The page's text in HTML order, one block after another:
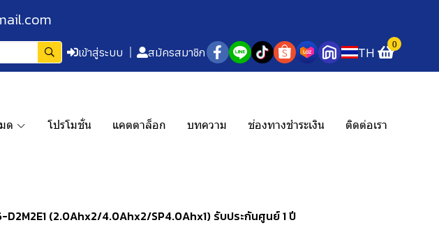
เข้าสู่ระบบ สมัครสมาชิก TH 0
ด โปรโมชั่น แคตตาล็อก บทความ ช่องทางชำระเงิน ติดต่อเรา
D2M2E1 (2.0Ahx2/4.0Ahx2/SP4.0Ahx1) รับประกันศูนย์ 1 ปี